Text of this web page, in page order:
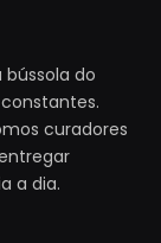
do
curadores
a dia.